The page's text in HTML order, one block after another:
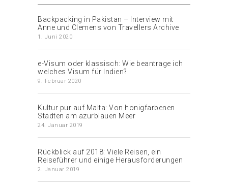
Backpacking in Pakistan – Interview mit
Anne und Clemens von Travellers Archive
1. Juni 2020
e-Visum oder klassisch: Wie beantrage ich
welches Visum für Indien?
9. Februar 2020
Kultur pur auf Malta: Von honigfarbenen
Städten am azurblauen Meer
24. Januar 2019
Rückblick auf 2018: Viele Reisen, ein
Reiseführer und einige Herausforderungen
2. Januar 2019